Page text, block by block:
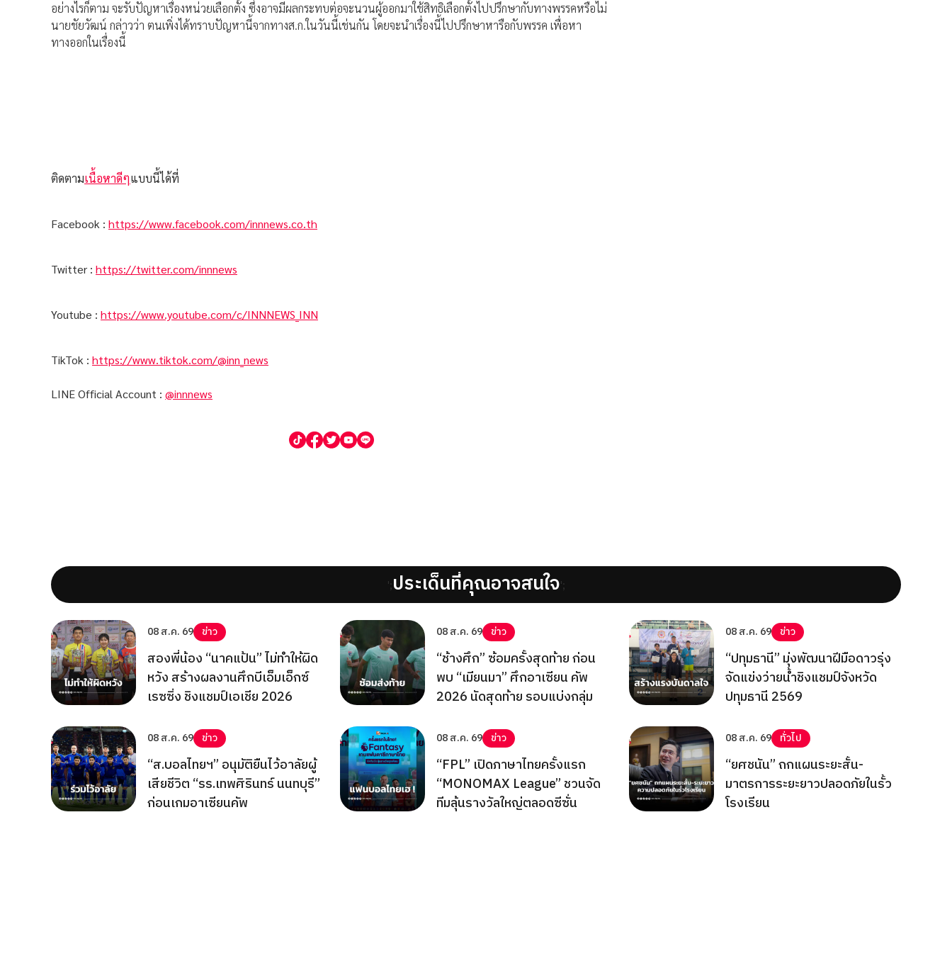
อย่างไรก็ตาม จะรับปัญหาเรื่องหน่วยเลือกตั้ง ซึ่งอาจมีผลกระทบต่อจะนวนผู้ออกมาใช้สิทธิเลือกตั้งไปปรึกษากับทางพรรคหรือไม่
นายชัยวัฒน์ กล่าวว่า ตนเพิ่งได้ทราบปัญหานี้จากทางส.ก.ในวันนี้เช่นกัน โดยจะนำเรื่องนี้ไปปรึกษาหารือกับพรรค เพื่อหา
ทางออกในเรื่องนี้
ติดตามเนื้อหาดีๆแบบนี้ได้ที่
Facebook : https://www.facebook.com/innnews.co.th
Twitter : https://twitter.com/innnews
Youtube : https://www.youtube.com/c/INNNEWS_INN
TikTok : https://www.tiktok.com/@inn_news
LINE Official Account : @innnews
';ประเด็นที่คุณอาจสนใจ';
08 ส.ค. 69 ข่าว
สองพี่น้อง “นาคแป้น” ไม่ทำให้ผิด
หวัง สร้างผลงานศึกบีเอ็มเอ็กซ์
เรซซิ่ง ชิงแชมป์เอเชีย 2026
08 ส.ค. 69 ข่าว
“ช้างศึก” ซ้อมครั้งสุดท้าย ก่อน
พบ “เมียนมา” ศึกอาเซียน คัพ
2026 นัดสุดท้าย รอบแบ่งกลุ่ม
08 ส.ค. 69 ข่าว
“ปทุมธานี” มุ่งพัฒนาฝีมือดาวรุ่ง
จัดแข่งว่ายน้ำชิงแชมป์จังหวัด
ปทุมธานี 2569
08 ส.ค. 69 ข่าว
“ส.บอลไทยฯ” อนุมัติยืนไว้อาลัยผู้
เสียชีวิต “รร.เทพศิรินทร์ นนทบุรี”
ก่อนเกมอาเซียนคัพ
08 ส.ค. 69 ข่าว
“FPL” เปิดภาษาไทยครั้งแรก
“MONOMAX League” ชวนจัด
ทีมลุ้นรางวัลใหญ่ตลอดซีซั่น
08 ส.ค. 69 ทั่วไป
“ยศชนัน” ถกแผนระยะสั้น-
มาตรการระยะยาวปลอดภัยในรั้ว
โรงเรียน